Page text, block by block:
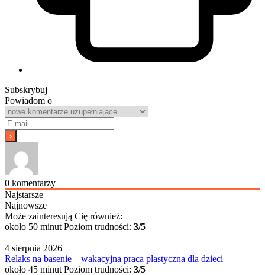
Subskrybuj
Powiadom o
0 komentarzy
Najstarsze
Najnowsze
Może zainteresują Cię również:
około 50 minut Poziom trudności: 3/5
4 sierpnia 2026
Relaks na basenie – wakacyjna praca plastyczna dla dzieci
około 45 minut Poziom trudności: 3/5